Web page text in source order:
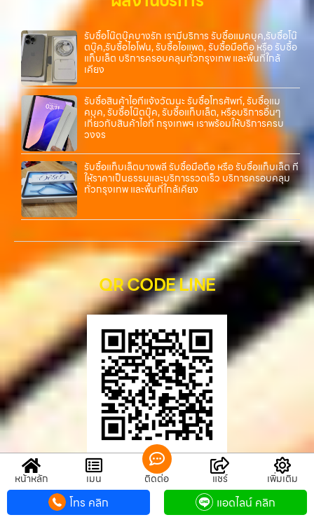
ซื้อแท็บเล็ต, หรือบริการอื่นๆ เกี่ยวกับสินค้าไอที กรุงเทพฯ…
รับซื้อโน๊ตบุ๊คบางรัก เรามีบริการ รับซื้อแมคบุค,รับซื้อโน๊
ตบุ๊ค,รับซื้อไอโฟน, รับซื้อไอแพด, รับซื้อมือถือ หรือ รับซื้อ
แท็บเล็ต บริการครอบคลุมทั่วกรุงเทพ และพื้นที่ใกล้
เคียง
รับซื้อสินค้าไอทีแจ้งวัฒนะ รับซื้อโทรศัพท์, รับซื้อแม
คบุค, รับซื้อโน๊ตบุ๊ค, รับซื้อแท็บเล็ต, หรือบริการอื่นๆ
เกี่ยวกับสินค้าไอที กรุงเทพฯ เราพร้อมให้บริการครบ
วงจร
รับซื้อแท็บเล็ตบางพลี รับซื้อมือถือ หรือ รับซื้อแท็บเล็ต ที่
ให้ราคาเป็นธรรมและบริการรวดเร็ว บริการครอบคลุม
ทั่วกรุงเทพ และพื้นที่ใกล้เคียง
QR CODE LINE
QR CODE LINE
รับซื้อขายมือถือ.com
หน้าหลัก เมนู ติดต่อ แชร์ เพิ่มเติม
โทร คลิก แอดไลน์ คลิก